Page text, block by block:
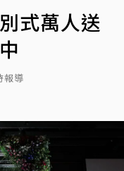
式萬人送
報導